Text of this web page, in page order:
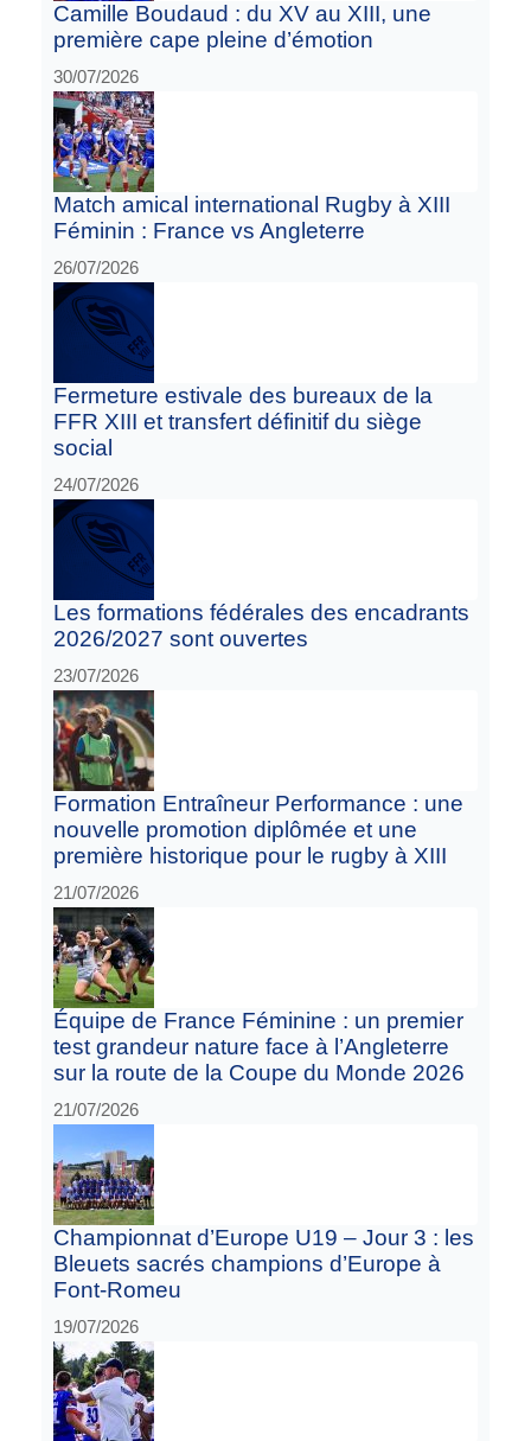
Camille Boudaud : du XV au XIII, une
première cape pleine d’émotion
30/07/2026
Match amical international Rugby à XIII
Féminin : France vs Angleterre
26/07/2026
Fermeture estivale des bureaux de la
FFR XIII et transfert définitif du siège
social
24/07/2026
Les formations fédérales des encadrants
2026/2027 sont ouvertes
23/07/2026
Formation Entraîneur Performance : une
nouvelle promotion diplômée et une
première historique pour le rugby à XIII
21/07/2026
Équipe de France Féminine : un premier
test grandeur nature face à l’Angleterre
sur la route de la Coupe du Monde 2026
21/07/2026
Championnat d’Europe U19 – Jour 3 : les
Bleuets sacrés champions d’Europe à
Font-Romeu
19/07/2026